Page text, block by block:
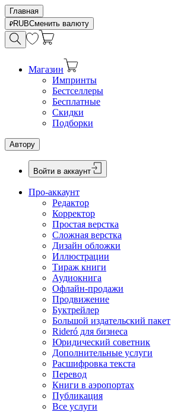
Главная
RUBСменить валюту
Магазин
Импринты
Бестселлеры
Бесплатные
Скидки
Подборки
Автору
Войти в аккаунт
Про-аккаунт
Редактор
Корректор
Простая верстка
Сложная верстка
Дизайн обложки
Иллюстрации
Тираж книги
Аудиокнига
Офлайн-продажи
Продвижение
Буктрейлер
Большой издательский пакет
Rideró для бизнеса
Юридический советник
Дополнительные услуги
Расшифровка текста
Перевод
Книги в аэропортах
Публикация
Все услуги